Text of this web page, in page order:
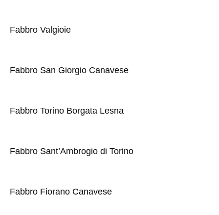
Fabbro Valgioie
Fabbro San Giorgio Canavese
Fabbro Torino Borgata Lesna
Fabbro Sant’Ambrogio di Torino
Fabbro Fiorano Canavese